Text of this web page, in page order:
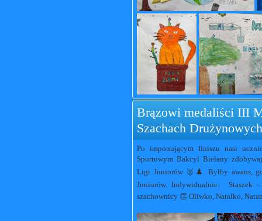
Brązowi medaliści III
Szachach
Po imponującym finiszu nasi
Sportowym Bakcyl Bielany
Ligi Juniorów 🥉♟️. Byłby awans,
Juniorów. Indywidualnie: Staszek
szachownicy 👏 Oliwko, Natalko,